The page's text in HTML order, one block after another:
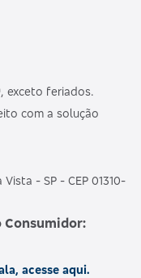
exceto feriados.
com a solução
- SP - CEP 01310-
Consumidor:
acesse aqui.